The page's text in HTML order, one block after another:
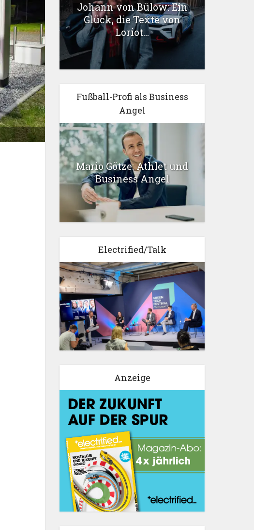
Johann von Bülow: Ein
Glück, die Texte von
Loriot...
Fußball-Profi als Business
Angel
Mario Götze: Athlet und
Business Angel
Electrified/Talk
Anzeige